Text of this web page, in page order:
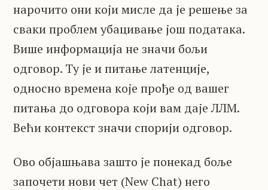
нарочито они који мисле да је решење за
сваки проблем убацивање још података.
Више информација не значи бољи
одговор. Ту је и питање латенције,
односно времена које прође од вашег
питања до одговора који вам даје ЛЛМ.
Већи контекст значи спорији одговор.
Ово објашњава зашто је понекад боље
започети нови чет (New Chat) него